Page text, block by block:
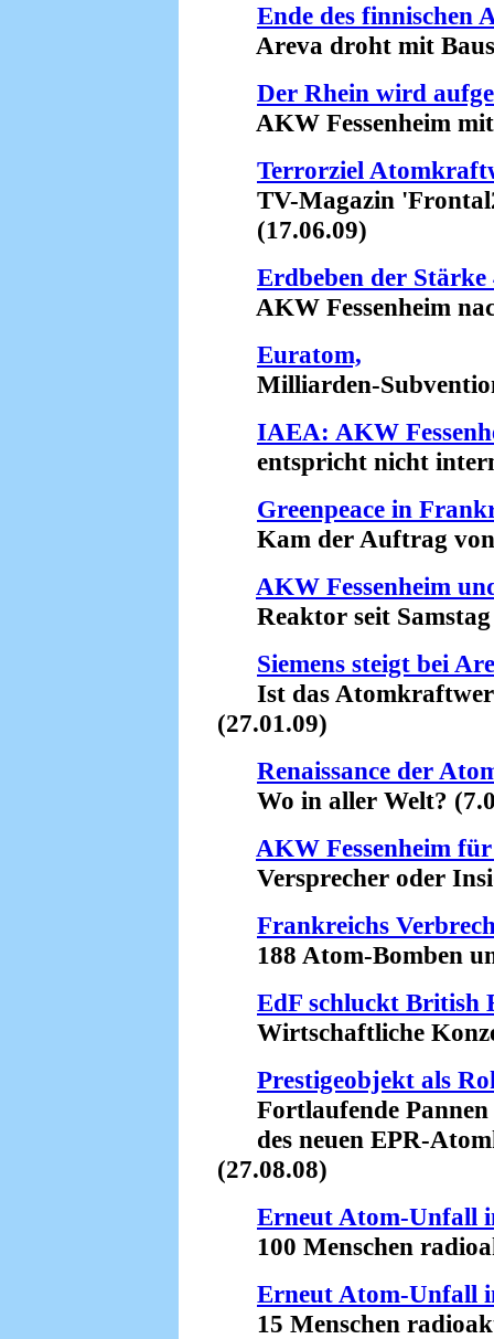
Ende des finnischen
Areva droht mit
Der Rhein wird
AKW Fessenheim mit
Terrorziel
TV-Magazin
(17.06.09)
Erdbeben der Stärke
AKW Fessenheim
Euratom,
Milliarden-
IAEA: AKW
entspricht nicht
Greenpeace in
Kam der Auftrag von
AKW Fessenheim
Reaktor seit Samstag
Siemens steigt bei
Ist das
(27.01.09)
Renaissance der
Wo in aller Welt?
AKW Fessenheim
Versprecher oder
Frankreichs
188 Atom-Bomben
EdF schluckt British
Wirtschaftliche
Prestigeobjekt als
Fortlaufende Pannen
des neuen EPR-
(27.08.08)
Erneut Atom-Unfall
100 Menschen
Erneut Atom-Unfall
15 Menschen